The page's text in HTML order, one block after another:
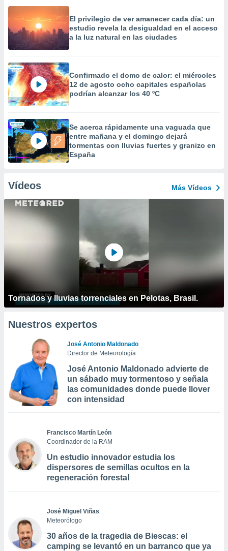
El privilegio de ver amanecer cada día: un
estudio revela la desigualdad en el acceso
a la luz natural en las ciudades
Confirmado el domo de calor: el miércoles
12 de agosto ocho capitales españolas
podrían alcanzar los 40 ºC
Se acerca rápidamente una vaguada que
entre mañana y el domingo dejará
tormentas con lluvias fuertes y granizo en
España
Vídeos Más Vídeos
Tornados y lluvias torrenciales en Pelotas, Brasil.
Nuestros expertos
José Antonio Maldonado
Director de Meteorología
José Antonio Maldonado advierte de
un sábado muy tormentoso y señala
las comunidades donde puede llover
con intensidad
Francisco Martín León
Coordinador de la RAM
Un estudio innovador estudia los
dispersores de semillas ocultos en la
regeneración forestal
José Miguel Viñas
Meteorólogo
30 años de la tragedia de Biescas: el
camping se levantó en un barranco que ya